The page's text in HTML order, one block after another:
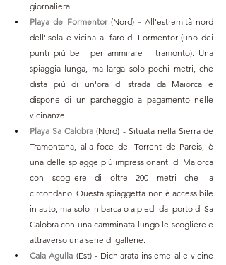
giornaliera.
Playa de Formentor (Nord) - All'estremità nord
dell'isola e vicina al faro di Formentor (uno dei
punti più belli per ammirare il tramonto). Una
spiaggia lunga, ma larga solo pochi metri, che
dista più di un'ora di strada da Maiorca e
dispone di un parcheggio a pagamento nelle
vicinanze.
Playa Sa Calobra (Nord) - Situata nella Sierra de
Tramontana, alla foce del Torrent de Pareis, è
una delle spiagge più impressionanti di Maiorca
con scogliere di oltre 200 metri che la
circondano. Questa spiaggetta non è accessibile
in auto, ma solo in barca o a piedi dal porto di Sa
Calobra con una camminata lungo le scogliere e
attraverso una serie di gallerie.
Cala Agulla (Est) -